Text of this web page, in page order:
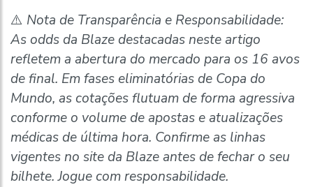
⚠️ Nota de Transparência e Responsabilidade:
As odds da Blaze destacadas neste artigo
refletem a abertura do mercado para os 16 avos
de final. Em fases eliminatórias de Copa do
Mundo, as cotações flutuam de forma agressiva
conforme o volume de apostas e atualizações
médicas de última hora. Confirme as linhas
vigentes no site da Blaze antes de fechar o seu
bilhete. Jogue com responsabilidade.